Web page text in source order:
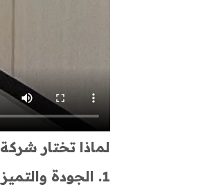
لماذا تختار شركة
1. الجودة والتميز